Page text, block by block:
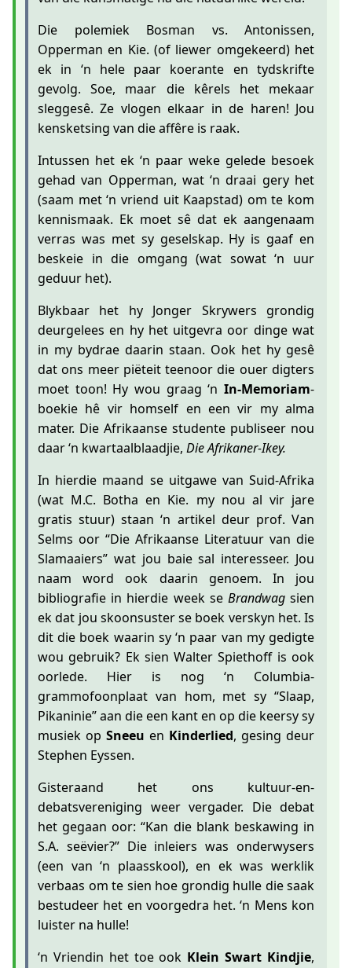
Die polemiek Bosman vs. Antonissen,
Opperman en Kie. (of liewer omgekeerd) het
ek in ‘n hele paar koerante en tydskrifte
gevolg. Soe, maar die kêrels het mekaar
sleggesê. Ze vlogen elkaar in de haren! Jou
kensketsing van die affêre is raak.
Intussen het ek ‘n paar weke gelede besoek
gehad van Opperman, wat ‘n draai gery het
(saam met ‘n vriend uit Kaapstad) om te kom
kennismaak. Ek moet sê dat ek aangenaam
verras was met sy geselskap. Hy is gaaf en
beskeie in die omgang (wat sowat ‘n uur
geduur het).
Blykbaar het hy Jonger Skrywers grondig
deurgelees en hy het uitgevra oor dinge wat
in my bydrae daarin staan. Ook het hy gesê
dat ons meer piëteit teenoor die ouer digters
moet toon! Hy wou graag ‘n In-Memoriam-
boekie hê vir homself en een vir my alma
mater. Die Afrikaanse studente publiseer nou
daar ‘n kwartaalblaadjie, Die Afrikaner-Ikey.
In hierdie maand se uitgawe van Suid-Afrika
(wat M.C. Botha en Kie. my nou al vir jare
gratis stuur) staan ‘n artikel deur prof. Van
Selms oor “Die Afrikaanse Literatuur van die
Slamaaiers” wat jou baie sal interesseer. Jou
naam word ook daarin genoem. In jou
bibliografie in hierdie week se Brandwagsien
ek dat jou skoonsuster se boek verskyn het. Is
dit die boek waarin sy ‘n paar van my gedigte
wou gebruik? Ek sien Walter Spiethoff is ook
oorlede. Hier is nog ‘n Columbia-
grammofoonplaat van hom, met sy “Slaap,
Pikaninie” aan die een kant en op die keersy sy
musiek op Sneeu en Kinderlied, gesing deur
Stephen Eyssen.
Gisteraand het ons kultuur-en-
debatsvereniging weer vergader. Die debat
het gegaan oor: “Kan die blank beskawing in
S.A. seëvier?” Die inleiers was onderwysers
(een van ‘n plaasskool), en ek was werklik
verbaas om te sien hoe grondig hulle die saak
bestudeer het en voorgedra het. ‘n Mens kon
luister na hulle!
‘n Vriendin het toe ook Klein Swart Kindjie,